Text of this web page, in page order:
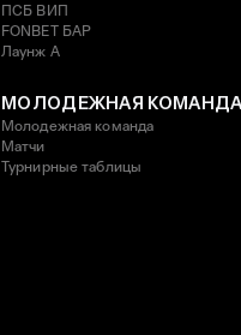
ПСБ ВИП
FONBET БАР
Лаунж A
МОЛОДЕЖНАЯ
Молодежная команда
Матчи
Турнирные таблицы